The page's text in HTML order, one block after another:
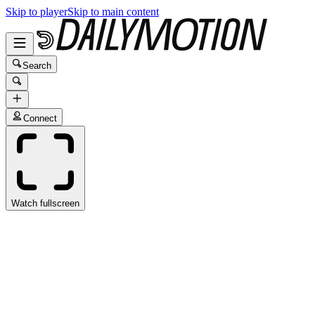
Skip to playerSkip to main content
Search
Connect
Watch fullscreen